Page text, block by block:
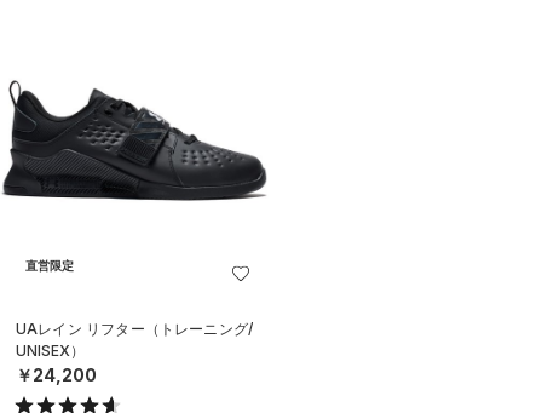
直営限定
UAレイン リフター（トレーニング/
UNISEX）
￥24,200